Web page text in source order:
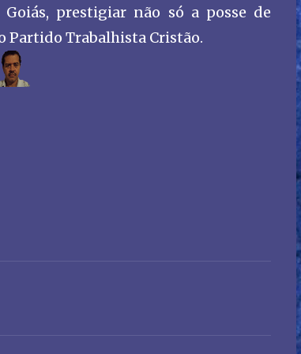
prestigiar não só a posse de
Partido Trabalhista Cristão.